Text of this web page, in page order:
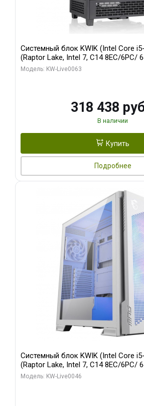
Системный блок KWIK (Intel Core
(Raptor Lake, Intel 7, C14 8EC/6PC/
RTX5080 VENTUS 3X OC 16GB
Модель: KW-Live0063
318 438
В наличии
Купить
Подробнее
Системный блок KWIK (Intel Core
(Raptor Lake, Intel 7, C14 8EC/6PC/
Gigabyte RTX5060Ti GAMING OC 8GB
Модель: KW-Live0046